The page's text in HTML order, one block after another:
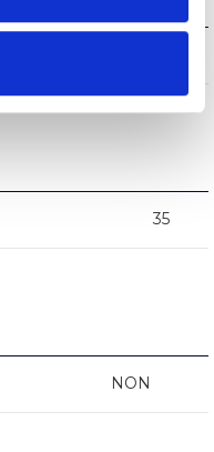
35
NON